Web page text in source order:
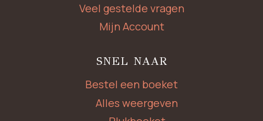
Veel gestelde vragen
Mijn Account
SNEL NAAR
Bestel een boeket
Alles weergeven